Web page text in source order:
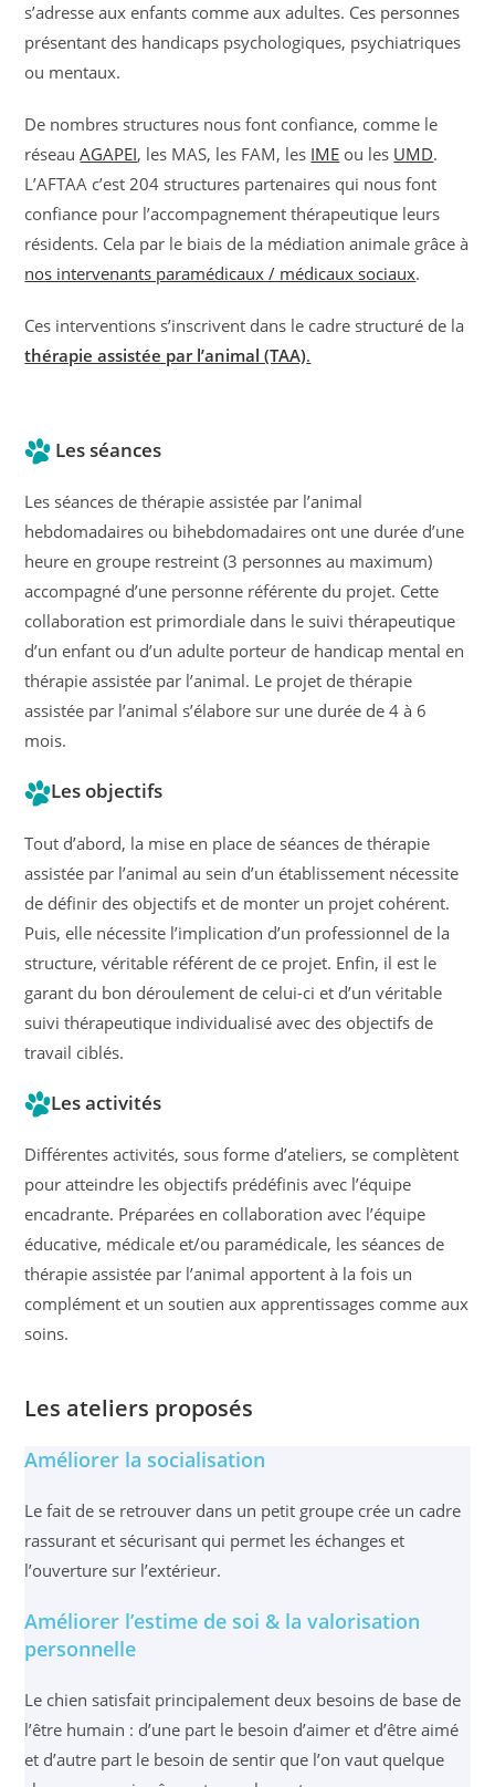
s’adresse aux enfants comme aux adultes. Ces personnes
présentant des handicaps psychologiques, psychiatriques
ou mentaux.
De nombres structures nous font confiance, comme le
réseauAGAPEI, les MAS, les FAM, les IME ou les UMD.
L’AFTAA c’est 204 structures partenaires qui nous font
confiance pour l’accompagnement thérapeutique leurs
résidents. Cela par le biais de la médiation animale grâce à
nos intervenants paramédicaux / médicaux sociaux.
Ces interventions s’inscrivent dans le cadre structuré de la
thérapie assistée par l’animal (TAA).
Les séances
Les séances de thérapie assistée par l’animal
hebdomadaires ou bihebdomadaires ont une durée d’une
heure en groupe restreint (3 personnes au maximum)
accompagné d’une personne référente du projet. Cette
collaboration est primordiale dans le suivi thérapeutique
d’un enfant ou d’un adulte porteur de handicap mental en
thérapie assistée par l’animal. Le projet de thérapie
assistée par l’animal s’élabore sur une durée de 4 à 6
mois.
Les objectifs
Tout d’abord, la mise en place de séances de thérapie
assistée par l’animal au sein d’un établissement nécessite
de définir des objectifs et de monter un projet cohérent.
Puis, elle nécessite l’implication d’un professionnel de la
structure, véritable référent de ce projet. Enfin, il est le
garant du bon déroulement de celui-ci et d’un véritable
suivi thérapeutique individualisé avec des objectifs de
travail ciblés.
Les activités
Différentes activités, sous forme d’ateliers, se complètent
pour atteindre les objectifs prédéfinis avec l’équipe
encadrante. Préparées en collaboration avec l’équipe
éducative, médicale et/ou paramédicale, les séances de
thérapie assistée par l’animal apportent à la fois un
complément et un soutien aux apprentissages comme aux
soins.
Les ateliers proposés
Améliorer la socialisation
Le fait de se retrouver dans un petit groupe crée un cadre
rassurant et sécurisant qui permet les échanges et
l’ouverture sur l’extérieur.
Améliorer l’estime de soi & la valorisation
personnelle
Le chien satisfait principalement deux besoins de base de
l’être humain : d’une part le besoin d’aimer et d’être aimé
et d’autre part le besoin de sentir que l’on vaut quelque